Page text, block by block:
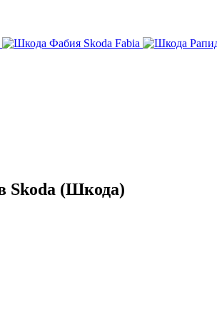
Skoda Fabia
Skoda (Шкода)